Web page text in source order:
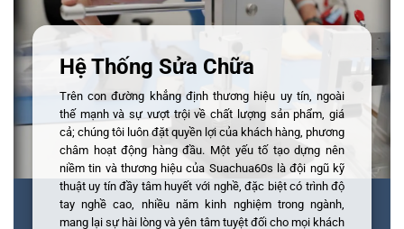
Hệ Thống Sửa Chữa
Trên con đường khẳng định thương hiệu uy tín, ngoài
thế mạnh và sự vượt trội về chất lượng sản phẩm, giá
cả; chúng tôi luôn đặt quyền lợi của khách hàng, phương
châm hoạt động hàng đầu. Một yếu tố tạo dựng nên
niềm tin và thương hiệu của Suachua60s là đội ngũ kỹ
thuật uy tín đầy tâm huyết với nghề, đặc biệt có trình độ
tay nghề cao, nhiều năm kinh nghiệm trong ngành,
mang lại sự hài lòng và yên tâm tuyệt đối cho mọi khách